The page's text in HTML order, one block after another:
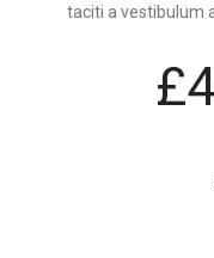
taciti a vestibulum